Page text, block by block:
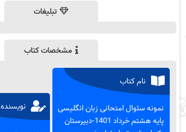
تبلیغات
مشخصات کتاب
نام کتاب
نمونه سئوال امتحانی زبان انگلیسی
پایه هشتم خرداد 1401-دبیرستان
نویسنده